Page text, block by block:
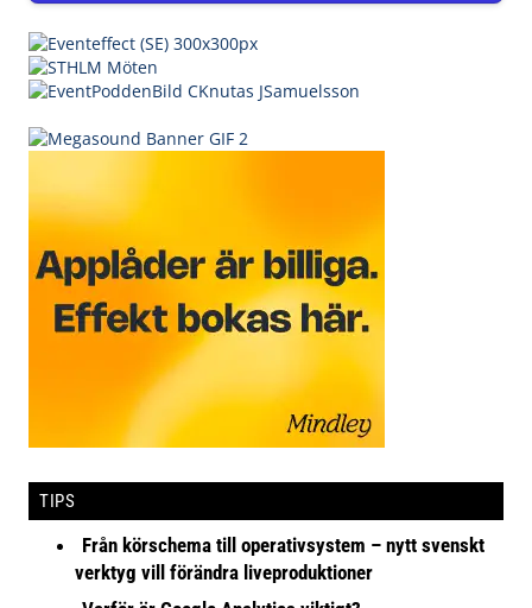
TIPS
Från körschema till operativsystem – nytt svenskt
verktyg vill förändra liveproduktioner